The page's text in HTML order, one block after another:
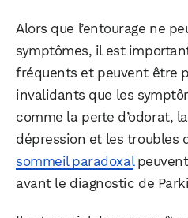
Alors que l’entourage ne
symptômes, il est
fréquents et peuvent être
invalidants que les
comme la perte d’odorat,
dépression et les troubles
sommeil paradoxal
avant le diagnostic de